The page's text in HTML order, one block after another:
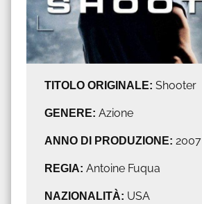
TITOLO ORIGINALE: Shooter
GENERE: Azione
ANNO DI PRODUZIONE: 2007
REGIA: Antoine Fuqua
NAZIONALITÀ: USA